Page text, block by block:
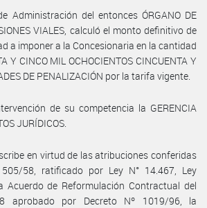
Administración del entonces ÓRGANO DE
VIALES, calculó el monto definitivo de
a imponer a la Concesionaria en la cantidad
Y CINCO MIL OCHOCIENTOS CINCUENTA Y
DE PENALIZACIÓN por la tarifa vigente.
de su competencia la GERENCIA
JURÍDICOS.
en virtud de las atribuciones conferidas
58, ratificado por Ley N° 14.467, Ley
Acuerdo de Reformulación Contractual del
aprobado por Decreto Nº 1019/96, la